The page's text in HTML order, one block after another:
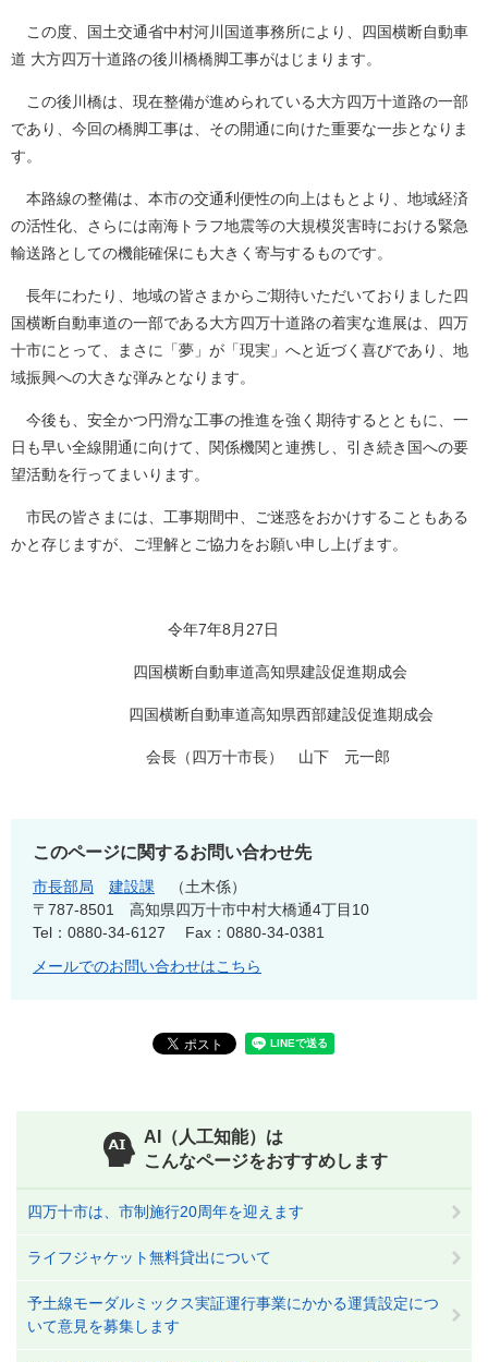
この度、国土交通省中村河川国道事務所により、四国横断自動車
道 大方四万十道路の後川橋橋脚工事がはじまります。
この後川橋は、現在整備が進められている大方四万十道路の一部
であり、今回の橋脚工事は、その開通に向けた重要な一歩となりま
す。
本路線の整備は、本市の交通利便性の向上はもとより、地域経済
の活性化、さらには南海トラフ地震等の大規模災害時における緊急
輸送路としての機能確保にも大きく寄与するものです。
長年にわたり、地域の皆さまからご期待いただいておりました四
国横断自動車道の一部である大方四万十道路の着実な進展は、四万
十市にとって、まさに「夢」が「現実」へと近づく喜びであり、地
域振興への大きな弾みとなります。
今後も、安全かつ円滑な工事の推進を強く期待するとともに、一
日も早い全線開通に向けて、関係機関と連携し、引き続き国への要
望活動を行ってまいります。
市民の皆さまには、工事期間中、ご迷惑をおかけすることもある
かと存じますが、ご理解とご協力をお願い申し上げます。
令年7年8月27日
四国横断自動車道高知県建設促進期成会
四国横断自動車道高知県西部建設促進期成会
会長（四万十市長） 山下 元一郎
このページに関するお問い合わせ先
市長部局 建設課
土木係
〒787-8501
高知県四万十市中村大橋通4丁目10
Tel：0880-34-6127
Fax：0880-34-0381
メールでのお問い合わせはこちら
AI（人工知能）は
こんなページをおすすめします
四万十市は、市制施行20周年を迎えます
ライフジャケット無料貸出について
予土線モーダルミックス実証運行事業にかかる運賃設定につ
いて意見を募集します